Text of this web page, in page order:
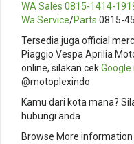
WA Sales 0815-1414-
Wa Service/Parts 0815-
Tersedia juga official
Piaggio Vespa Aprilia
online, silakan cekGoogle
@motoplexindo
Kamu dari kota mana?
hubungi anda
Browse More information